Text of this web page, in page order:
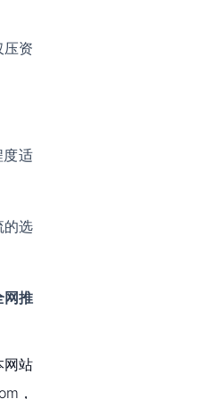
资
度适
的选
网推
网站
，